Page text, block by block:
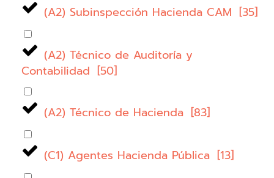
(A2) Subinspección Hacienda CAM [35]
(A2) Técnico de Auditoría y
Contabilidad [50]
(A2) Técnico de Hacienda [83]
(C1) Agentes Hacienda Pública [13]